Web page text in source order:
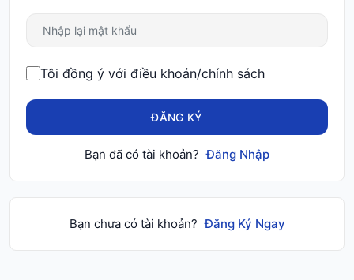
Tôi đồng ý với điều khoản/chính sách
ĐĂNG KÝ
Bạn đã có tài khoản? Đăng Nhập
Bạn chưa có tài khoản? Đăng Ký Ngay